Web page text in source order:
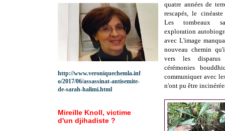
quatre années de
rescapés, le
Les tombeaux
exploration
avec L'image
nouveau chemin
vers les
cérémonies
communiquer avec
n'ont pu être
http://www.veroniquechemla.inf
o/2017/06/assassinat-antisemite-
de-sarah-halimi.html
Mireille Knoll, victime
d'un djihadiste ?